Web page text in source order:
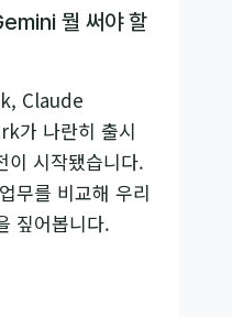
뭘 써야 할
Claude
가 나란히 출시
이 시작됐습니다.
무를 비교해 우리
짚어봅니다.